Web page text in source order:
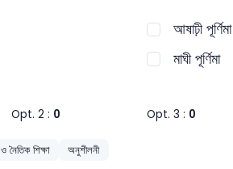
আষাঢ়ী পূর্ণিমা
মাঘী পূর্ণিমা
Opt. 2 : 0 Opt. 3 : 0
নৈতিক শিক্ষা অনুশীলনী